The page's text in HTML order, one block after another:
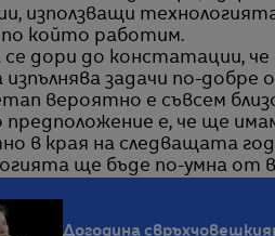
използващи
по който работим.
се дори до констатации,
изпълнява задачи по-
вероятно е съвсем
е, че ще
в края на следващата
ще бъде по-умна от
Догодина